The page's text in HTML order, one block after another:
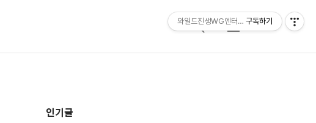
검
메
추
인기글
와일드진생WG엔터테인먼트
구독하기